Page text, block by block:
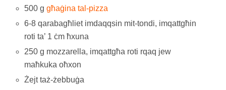
500 ggħaġina tal-pizza
6-8 qarabagħliet imdaqqsin mit-tondi, imqattgħin
roti ta’ 1 ċm ħxuna
250 g mozzarella, imqattgħa roti rqaq jew
maħkuka oħxon
Żejt taż-żebbuġa